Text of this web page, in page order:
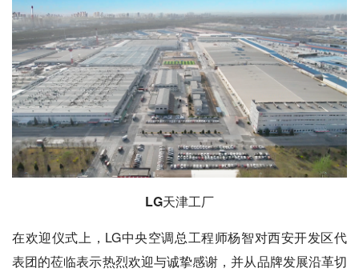
LG天津工厂
在欢迎仪式上，LG中央空调总工程师杨智对西安开发区代
表团的莅临表示热烈欢迎与诚挚感谢，并从品牌发展沿革切